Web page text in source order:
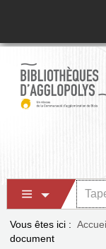
Vous êtes ici :
document